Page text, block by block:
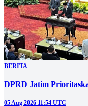
BERITA
DPRD Jatim
05 Aug 2026 11:54 UTC